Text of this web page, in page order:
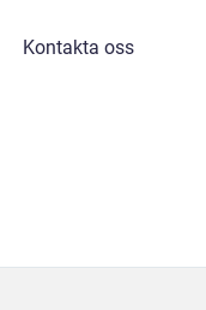
Kontakta oss